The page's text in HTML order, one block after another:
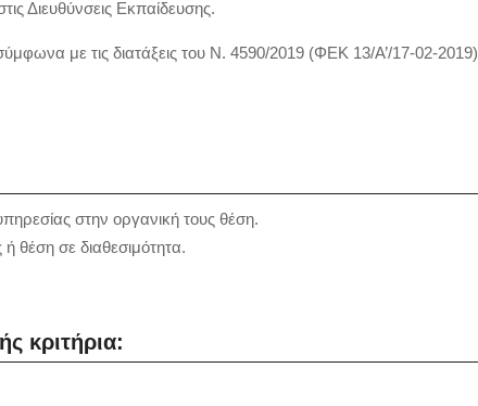
Διευθύνσεις Εκπαίδευσης.
με τις διατάξεις του Ν. 4590/2019 (ΦΕΚ 13/Α’/17-02-2019)
στην οργανική τους θέση.
σε διαθεσιμότητα.
κριτήρια: